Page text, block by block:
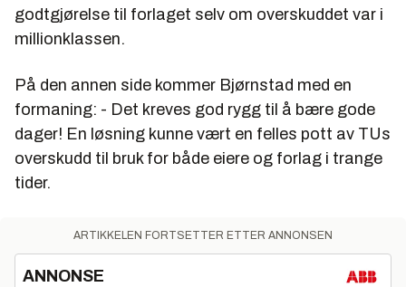
godtgjørelse til forlaget selv om overskuddet var i
millionklassen.
På den annen side kommer Bjørnstad med en
formaning: - Det kreves god rygg til å bære gode
dager! En løsning kunne vært en felles pott av TUs
overskudd til bruk for både eiere og forlag i trange
tider.
ARTIKKELEN FORTSETTER ETTER ANNONSEN
ANNONSE